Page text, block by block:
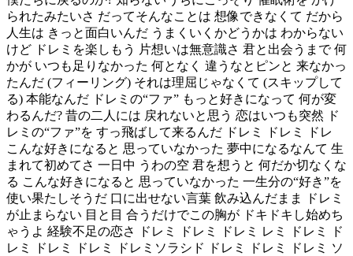
られたみたいさ だってそんなことは 想像できなくて だから
人生は きっと面白いんだ うまくいくかどうかは わからない
けど ドレミを楽しもう 片想いは無意識さ 君と出会うまで 何
かが いつも足りなかった 何となく 違うなとピンと 来なかっ
たんだ (フィーリング) それは理屈じゃなくて (スキップして
る) 本能なんだ ドレミの“ファ” もっと好きになって 何が変
わるんだ? 昔の二人には 戻れないと思う 恋はいつも突然 ド
レミの“ファ”を すっ飛ばして来るんだ ドレミ ドレミ ドレ
こんな好きになると 思っていなかった 夢中になるなんて 生
まれて初めてさ 一日中 うわの空 君を想うと 何だか切なくな
る こんな好きになると 思っていなかった 一生分の“好き”を
使い果たしそうだ 口に出せない言葉 飲み込んだまま ドレミ
が止まらない 目と目 合うだけでこの胸が ドキドキし始めち
ゃうよ 経験不足の恋さ ドレミ ドレミ ドレミ レミ ドレミ ド
レミ ドレミ ドレミ ドレミソラシド ドレミ ドレミ ドレミ ソ